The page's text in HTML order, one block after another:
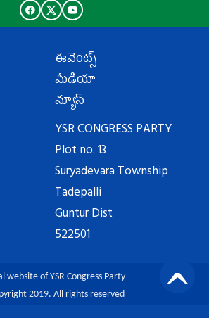
ఈవెంట్స్
మీడియా
న్యూస్
YSR CONGRESS PARTY
Plot no. 13
Suryadevara Township
Tadepalli
Guntur Dist
522501
website of YSR Congress Party
2019. All rights reserved